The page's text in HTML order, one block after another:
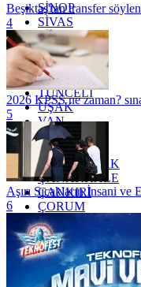
SİNOP
SİVAS
SİİRT
TEKİRDAĞ
TOKAT
TRABZON
TUNCELİ
UŞAK
VAN
YALOVA
YOZGAT
ZONGULDAK
ÇANAKKALE
ÇANKIRI
ÇORUM
İSTANBUL
İZMİR
ŞANLIURFA
ŞIRNAK
Beşiktaş'tan transfer
4
2026 KPSS ne zaman?
5
Aşırı Sıcakların İnsani
6